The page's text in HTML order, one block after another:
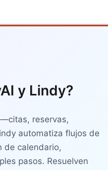
y Lindy?
reservas,
automatiza flujos de
de calendario,
pasos. Resuelven